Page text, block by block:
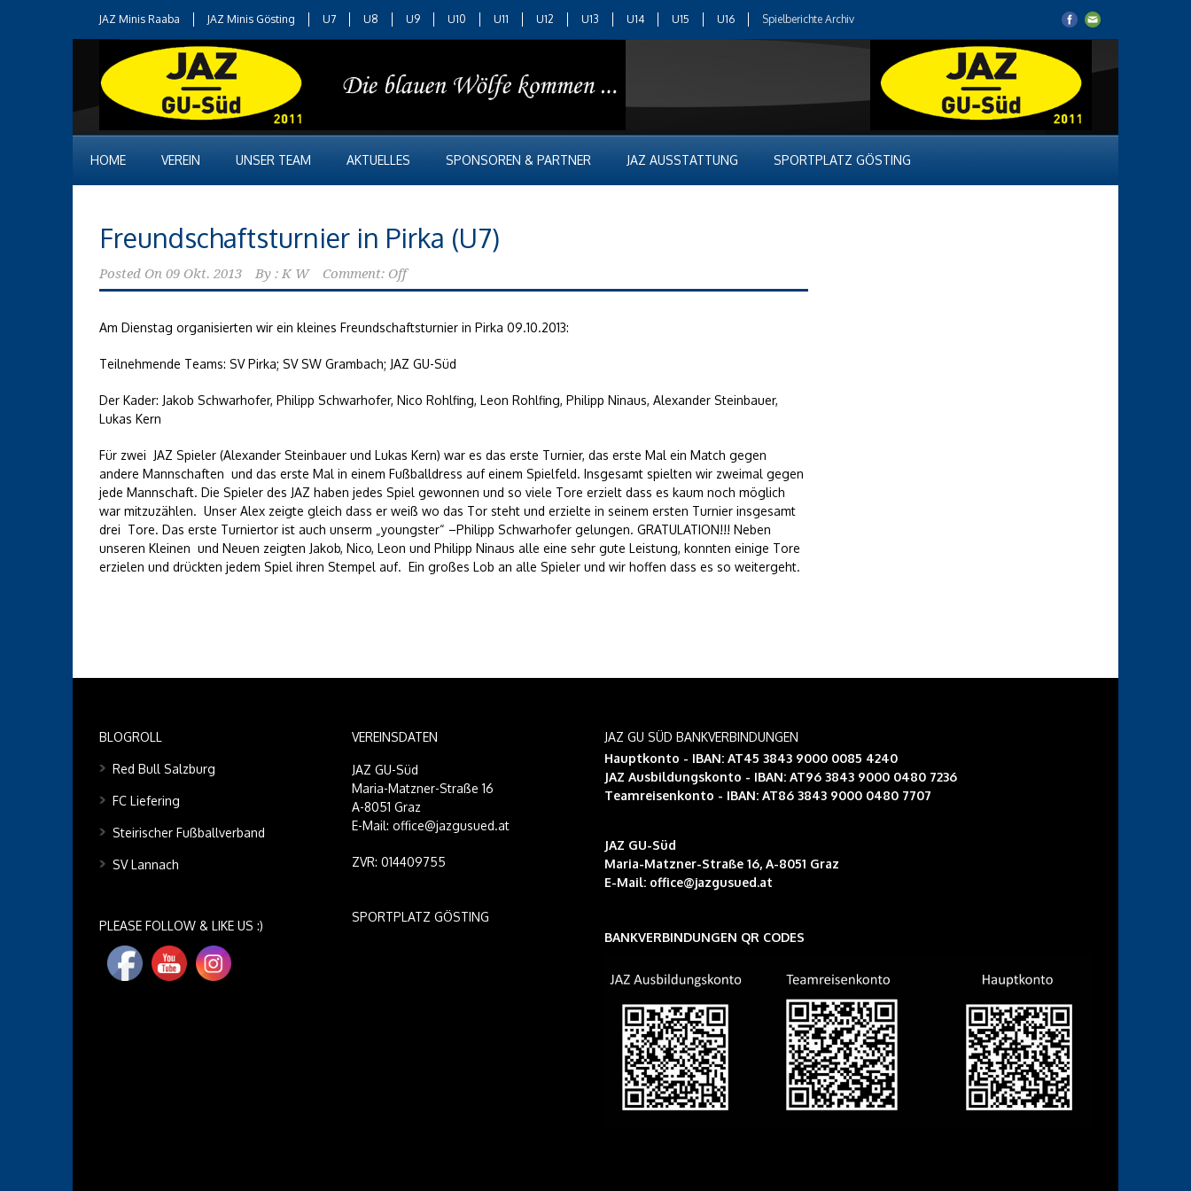
JAZ Minis Raaba JAZ Minis Gösting U7 U8 U9 U10 U11 U12 U13 U14 U15 U16 Spielberichte Archiv
HOME VEREIN UNSER TEAM AKTUELLES SPONSOREN & PARTNER JAZ AUSSTATTUNG SPORTPLATZ GÖSTING
Freundschaftsturnier in Pirka (U7)
Posted On 09 Okt. 2013 By : K W Comment: Off
Am Dienstag organisierten wir ein kleines Freundschaftsturnier in Pirka 09.10.2013:
Teilnehmende Teams: SV Pirka; SV SW Grambach; JAZ GU-Süd
Der Kader: Jakob Schwarhofer, Philipp Schwarhofer, Nico Rohlfing, Leon Rohlfing, Philipp Ninaus, Alexander Steinbauer,
Lukas Kern
Für zwei JAZ Spieler (Alexander Steinbauer und Lukas Kern) war es das erste Turnier, das erste Mal ein Match gegen
andere Mannschaften und das erste Mal in einem Fußballdress auf einem Spielfeld. Insgesamt spielten wir zweimal gegen
jede Mannschaft. Die Spieler des JAZ haben jedes Spiel gewonnen und so viele Tore erzielt dass es kaum noch möglich
war mitzuzählen. Unser Alex zeigte gleich dass er weiß wo das Tor steht und erzielte in seinem ersten Turnier insgesamt
drei Tore. Das erste Turniertor ist auch unserm „youngster“ –Philipp Schwarhofer gelungen. GRATULATION!!! Neben
unseren Kleinen und Neuen zeigten Jakob, Nico, Leon und Philipp Ninaus alle eine sehr gute Leistung, konnten einige Tore
erzielen und drückten jedem Spiel ihren Stempel auf. Ein großes Lob an alle Spieler und wir hoffen dass es so weitergeht.
BLOGROLL
Red Bull Salzburg
FC Liefering
Steirischer Fußballverband
SV Lannach
PLEASE FOLLOW & LIKE US :)
VEREINSDATEN
JAZ GU-Süd
Maria-Matzner-Straße 16
A-8051 Graz
E-Mail: office@jazgusued.at
ZVR: 014409755
SPORTPLATZ GÖSTING
JAZ GU SÜD BANKVERBINDUNGEN
Hauptkonto - IBAN: AT45 3843 9000 0085 4240
JAZ Ausbildungskonto - IBAN: AT96 3843 9000 0480 7236
Teamreisenkonto - IBAN: AT86 3843 9000 0480 7707
JAZ GU-Süd
Maria-Matzner-Straße 16, A-8051 Graz
E-Mail: office@jazgusued.at
BANKVERBINDUNGEN QR CODES